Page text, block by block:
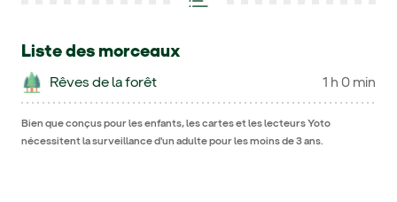
Liste des morceaux
Rêves de la forêt 1 h 0 min
Bien que conçus pour les enfants, les cartes et les lecteurs Yoto
nécessitent la surveillance d'un adulte pour les moins de 3 ans.